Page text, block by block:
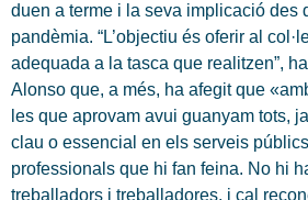
duen a terme i la seva implicació des
pandèmia. “L’objectiu és oferir al
adequada a la tasca que realitzen”,
Alonso que, a més, ha afegit que
les que aprovam avui guanyam tots,
clau o essencial en els serveis
professionals que hi fan feina. No hi
treballadors i treballadores, i cal